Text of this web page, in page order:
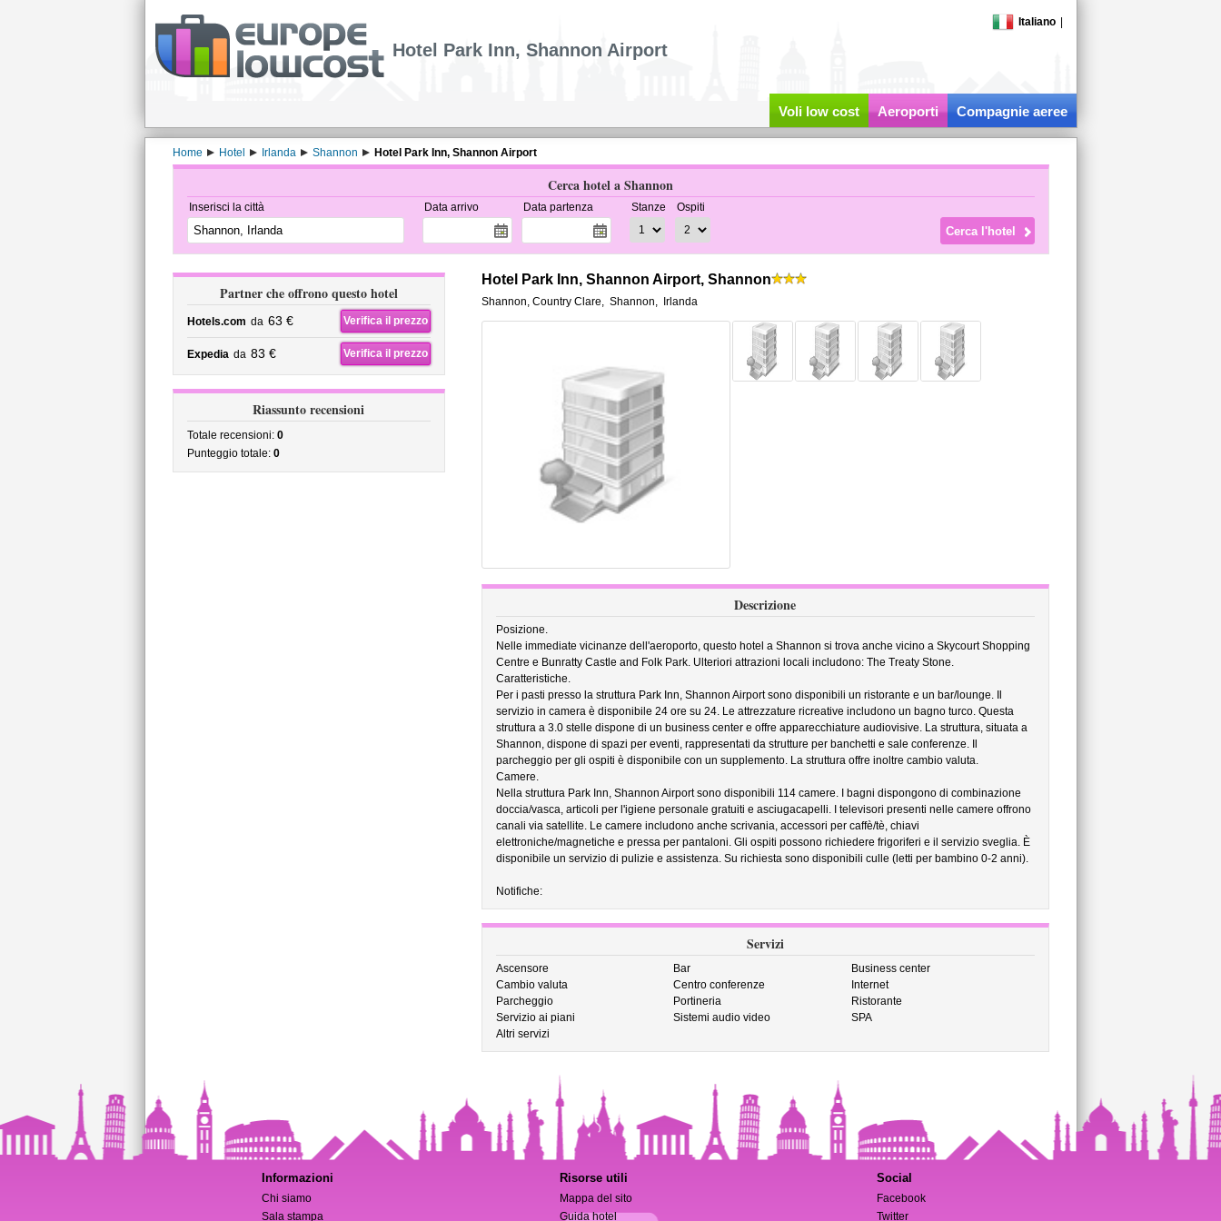
Italiano
Hotel Park Inn, Shannon Airport
Voli low cost Aeroporti Compagnie aeree
Home Hotel Irlanda Shannon Hotel Park Inn, Shannon Airport
Cerca hotel a Shannon
Inserisci la città Data arrivo Data partenza Stanze Ospiti
Partner che offrono questo hotel
Hotels.com da 63 € Verifica il prezzo
Expedia da 83 € Verifica il prezzo
Riassunto recensioni
Totale recensioni: 0
Punteggio totale: 0
Hotel Park Inn, Shannon Airport, Shannon
Shannon, Country Clare, Shannon, Irlanda
Descrizione
Posizione.
Nelle immediate vicinanze dell'aeroporto, questo hotel a Shannon si trova anche vicino a Skycourt Shopping
Centre e Bunratty Castle and Folk Park. Ulteriori attrazioni locali includono: The Treaty Stone.
Caratteristiche.
Per i pasti presso la struttura Park Inn, Shannon Airport sono disponibili un ristorante e un bar/lounge. Il
servizio in camera è disponibile 24 ore su 24. Le attrezzature ricreative includono un bagno turco. Questa
struttura a 3.0 stelle dispone di un business center e offre apparecchiature audiovisive. La struttura, situata a
Shannon, dispone di spazi per eventi, rappresentati da strutture per banchetti e sale conferenze. Il
parcheggio per gli ospiti è disponibile con un supplemento. La struttura offre inoltre cambio valuta.
Camere.
Nella struttura Park Inn, Shannon Airport sono disponibili 114 camere. I bagni dispongono di combinazione
doccia/vasca, articoli per l'igiene personale gratuiti e asciugacapelli. I televisori presenti nelle camere offrono
canali via satellite. Le camere includono anche scrivania, accessori per caffè/tè, chiavi
elettroniche/magnetiche e pressa per pantaloni. Gli ospiti possono richiedere frigoriferi e il servizio sveglia. È
disponibile un servizio di pulizie e assistenza. Su richiesta sono disponibili culle (letti per bambino 0-2 anni).
Notifiche:
Servizi
Ascensore Bar
Business center
Cambio valuta
Centro conferenze
Internet
Parcheggio
Portineria
Ristorante
Servizio ai piani
Sistemi audio video
SPA
Altri servizi
Informazioni
Chi siamo
Sala stampa
Risorse utili
Mappa del sito
Guida hotel
Social
Facebook
Twitter